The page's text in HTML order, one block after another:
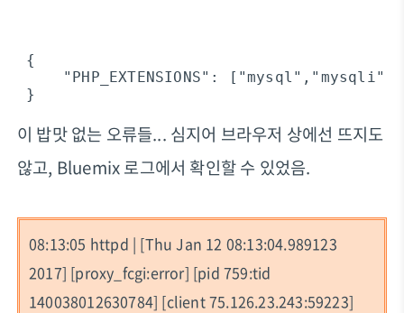
{
"PHP_EXTENSIONS":
이 밥맛 없는 오류들... 심지어 브라우저 상에선 뜨지도
않고, Bluemix 로그에서 확인할 수 있었음.
08:13:05 httpd | [Thu Jan 12 08:13:04.989123
2017] [proxy_fcgi:error] [pid 759:tid
140038012630784] [client 75.126.23.243:59223]